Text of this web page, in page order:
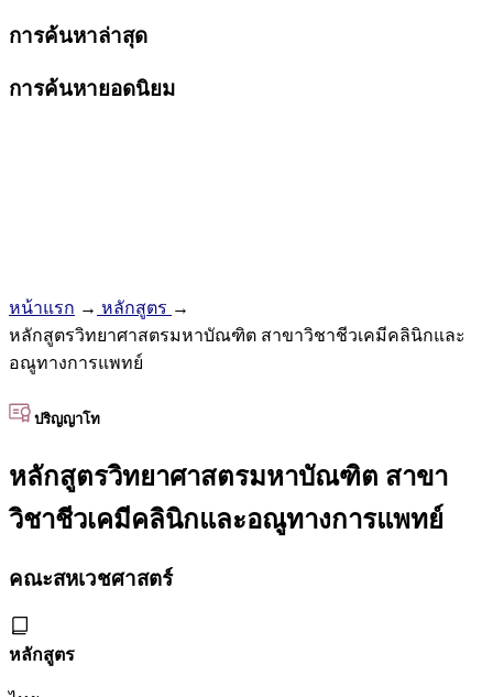
การค้นหาล่าสุด
การค้นหายอดนิยม
หน้าแรก → หลักสูตร →
หลักสูตรวิทยาศาสตรมหาบัณฑิต สาขาวิชาชีวเคมีคลินิกและ
อณูทางการแพทย์
ปริญญาโท
หลักสูตรวิทยาศาสตรมหาบัณฑิต สาขา
วิชาชีวเคมีคลินิกและอณูทางการแพทย์
คณะสหเวชศาสตร์
หลักสูตร